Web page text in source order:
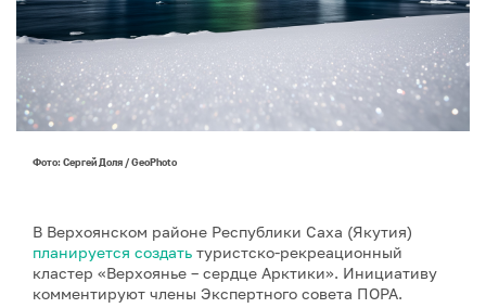
Фото: Сергей Доля / GeoPhoto
В Верхоянском районе Республики Саха (Якутия)
планируется создать туристско-рекреационный
кластер «Верхоянье – сердце Арктики». Инициативу
комментируют члены Экспертного совета ПОРА.